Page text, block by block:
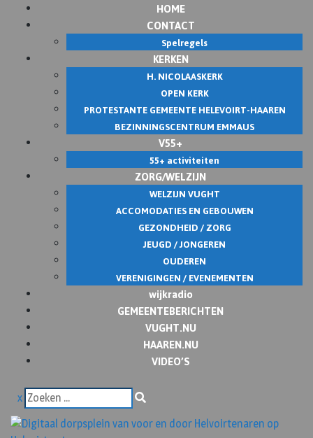
HOME
CONTACT
Spelregels
KERKEN
H. NICOLAASKERK
OPEN KERK
PROTESTANTE GEMEENTE HELEVOIRT-HAAREN
BEZINNINGSCENTRUM EMMAUS
V55+
55+ activiteiten
ZORG/WELZIJN
WELZIJN VUGHT
ACCOMODATIES EN GEBOUWEN
GEZONDHEID / ZORG
JEUGD / JONGEREN
OUDEREN
VERENIGINGEN / EVENEMENTEN
wijkradio
GEMEENTEBERICHTEN
VUGHT.NU
HAAREN.NU
VIDEO’S
x